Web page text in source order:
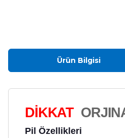
Ürün Bilgisi
DİKKAT
Pil Özellikleri